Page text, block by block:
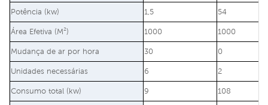
Potência (kw) 1,5 54
Área Efetiva (M²) 1000 1000
Mudança de ar por hora 30 0
Unidades necessárias 6 2
Consumo total (kw) 9 108